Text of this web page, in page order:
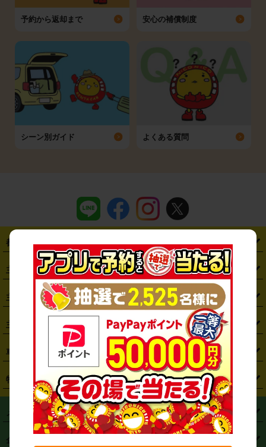
予約から返却まで 安心の補償制度
シーン別ガイド よくある質問
都道府県から探す
・ 北海道 ・青森県 ・岩手県 ・宮城県 ・秋田県 ・山形県
・東京都 ・神奈川県 ・埼玉県 ・千葉県 ・
・ 栃木県 ・群馬県 ・山梨県 ・愛知県 ・静岡県 ・岐阜県
・ 新潟県 富山県 ・石川県 ・福井県 ・大阪府
京都府 滋賀県 ・和歌山県 ・ 奈良県 ・三重県
・島根県 ・岡山県 ・広島県 ・山口県 ・徳島県
香川県 ・愛媛県 ・高知県 ・福岡県 ・佐賀県 ・長崎県
熊本県 ・大分県 ・宮崎県 ・鹿児島県 ・沖縄県
主要駅から探す
・ 札幌駅 ・仙台駅 ・新宿駅 ・池袋駅 ・渋谷駅 東京駅
・川崎駅 ・大宮駅 ・西船橋駅 ・柏駅 ・名古屋駅
・ 難波駅 三宮駅 ・京都駅 ・ 広島駅 ・博多駅
・ 那覇空港駅
主要空港から探す
・ 新千歳空港 仙台空港
・ 羽田空港
・ 中部国際空港セントレア 関西国際空港
・ 大阪国際空港（伊丹空港） ・神戸空港
・ 岡山空港 ・徳島空港
・ 福岡空港 ・鹿児島空港
・
主要都市から探す
・仙台市
・さいたま市
・ 横浜市 ・川崎市
相模原市 ・新潟市
静岡市 ・浜松市
車種から探す
・コンパクトカー ・ステーションワゴン・セダン
ミニバン・ワンボックス ・ 高級ミニバン・ワンボックス
・ 軽トラック・商用バン
トラック・バン (タウンエースバン、ライトエースバン等)
特徴から探す
ハイブリッド ・宅配レンタカー ・ETCカードレンタル
・ 長期レンタル ・ 深夜時間帯レンタル ・免責補償プラス
・
メニュー
トップページ ・はじめての方へ ・ご利用案内
企業情報